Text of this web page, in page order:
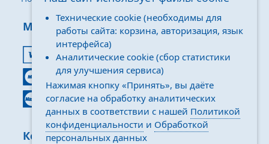
Мы принимаем
VISA
Maestro
MasterCard
Контакты
Технические cookie (необходимы для
работы сайта: корзина, авторизация, язык
интерфейса)
Аналитические cookie (сбор статистики
для улучшения сервиса)
Нажимая кнопку «Принять», вы даёте
согласие на обработку аналитических
данных в соответствии с нашей Политикой
конфиденциальности и Обработкой
персональных данных